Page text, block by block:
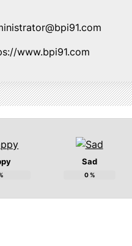
www.bpi91.com
Sad
0%